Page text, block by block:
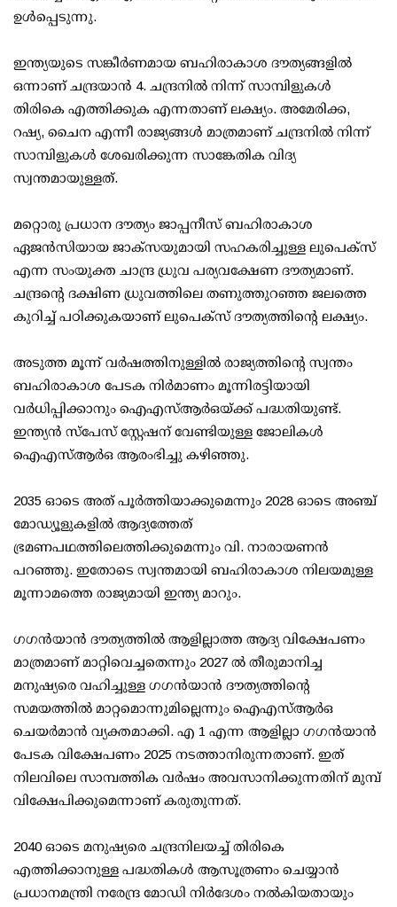
ഉള്‍പ്പെടുന്നു.
ഇന്ത്യയുടെ സങ്കീര്‍ണമായ ബഹിരാകാശ ദൗത്യങ്ങളില്‍
ഒന്നാണ് ചന്ദ്രയാന്‍ 4. ചന്ദ്രനില്‍ നിന്ന് സാമ്പിളുകള്‍
തിരികെ എത്തിക്കുക എന്നതാണ് ലക്ഷ്യം. അമേരിക്ക,
റഷ്യ, ചൈന എന്നീ രാജ്യങ്ങള്‍ മാത്രമാണ് ചന്ദ്രനില്‍ നിന്ന്
സാമ്പിളുകള്‍ ശേഖരിക്കുന്ന സാങ്കേതിക വിദ്യ
സ്വന്തമായുള്ളത്.
മറ്റൊരു പ്രധാന ദൗത്യം ജാപ്പനീസ് ബഹിരാകാശ
ഏജന്‍സിയായ ജാക്സയുമായി സഹകരിച്ചുള്ള ലുപെക്സ്
എന്ന സംയുക്ത ചാന്ദ്ര ധ്രുവ പര്യവക്ഷേണ ദൗത്യമാണ്.
ചന്ദ്രന്റെ ദക്ഷിണ ധ്രുവത്തിലെ തണുത്തുറഞ്ഞ ജലത്തെ
കുറിച്ച് പഠിക്കുകയാണ് ലുപെക്സ് ദൗത്യത്തിന്റെ ലക്ഷ്യം.
അടുത്ത മൂന്ന് വര്‍ഷത്തിനുള്ളില്‍ രാജ്യത്തിന്റെ സ്വന്തം
ബഹിരാകാശ പേടക നിര്‍മാണം മൂന്നിരട്ടിയായി
വര്‍ധിപ്പിക്കാനും ഐഎസ്ആര്‍ഒയ്ക്ക് പദ്ധതിയുണ്ട്.
ഇന്ത്യന്‍ സ്പേസ് സ്റ്റേഷന് വേണ്ടിയുള്ള ജോലികള്‍
ഐഎസ്ആര്‍ഒ ആരംഭിച്ചു കഴിഞ്ഞു.
2035 ഓടെ അത് പൂര്‍ത്തിയാക്കുമെന്നും 2028 ഓടെ അഞ്ച്
മോഡ്യൂളുകളില്‍ ആദ്യത്തേത്
ഭ്രമണപഥത്തിലെത്തിക്കുമെന്നും വി. നാരായണന്‍
പറഞ്ഞു. ഇതോടെ സ്വന്തമായി ബഹിരാകാശ നിലയമുള്ള
മൂന്നാമത്തെ രാജ്യമായി ഇന്ത്യ മാറും.
ഗഗന്‍യാന്‍ ദൗത്യത്തില്‍ ആളില്ലാത്ത ആദ്യ വിക്ഷേപണം
മാത്രമാണ് മാറ്റിവെച്ചതെന്നും 2027 ല്‍ തീരുമാനിച്ച
മനുഷ്യരെ വഹിച്ചുള്ള ഗഗന്‍യാന്‍ ദൗത്യത്തിന്റെ
സമയത്തില്‍ മാറ്റമൊന്നുമില്ലെന്നും ഐഎസ്ആര്‍ഒ
ചെയര്‍മാന്‍ വ്യക്തമാക്കി. എ 1 എന്ന ആളില്ലാ ഗഗന്‍യാന്‍
പേടക വിക്ഷേപണം 2025 നടത്താനിരുന്നതാണ്. ഇത്
നിലവിലെ സാമ്പത്തിക വര്‍ഷം അവസാനിക്കുന്നതിന് മുമ്പ്
വിക്ഷേപിക്കുമെന്നാണ് കരുതുന്നത്.
2040 ഓടെ മനുഷ്യരെ ചന്ദ്രനിലയച്ച് തിരികെ
എത്തിക്കാനുള്ള പദ്ധതികള്‍ ആസൂത്രണം ചെയ്യാന്‍
പ്രധാനമന്ത്രി നരേന്ദ്ര മോഡി നിര്‍ദേശം നല്‍കിയതായും